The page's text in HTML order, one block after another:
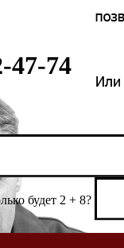
47-74
будет 2 + 8?